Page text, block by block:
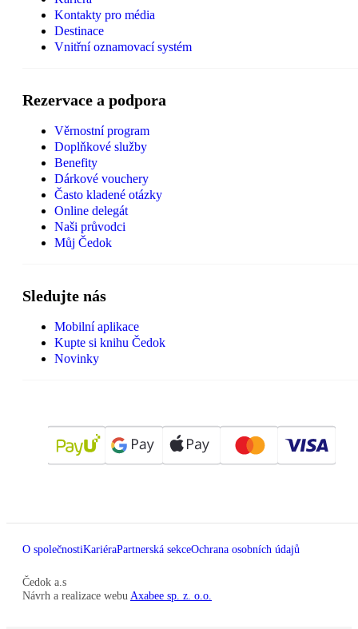
Kontakty pro média
Destinace
Vnitřní oznamovací systém
Rezervace a podpora
Věrnostní program
Doplňkové služby
Benefity
Dárkové vouchery
Často kladené otázky
Online delegát
Naši průvodci
Můj Čedok
Sledujte nás
Mobilní aplikace
Kupte si knihu Čedok
Novinky
O společnostiKariéraPartnerská sekceOchrana osobních údajů
Čedok a.s
Návrh a realizace webu Axabee sp. z. o.o.